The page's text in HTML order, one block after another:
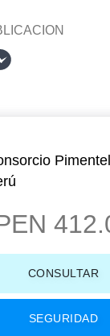
CONSULTAR
SEGURIDAD